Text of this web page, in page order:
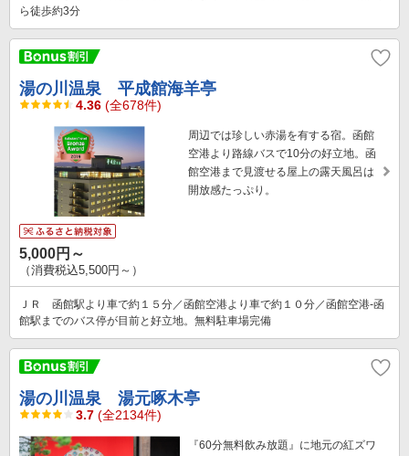
ら徒歩約3分
湯の川温泉 平成館海羊亭
4.36 (全678件)
周辺では珍しい赤湯を有する宿。函館
空港より路線バスで10分の好立地。函
館空港まで見渡せる屋上の露天風呂は
開放感たっぷり。
5,000円～
（消費税込5,500円～）
ＪＲ 函館駅より車で約１５分／函館空港より車で約１０分／函館空港-函
館駅までのバス停が目前と好立地。無料駐車場完備
湯の川温泉 湯元啄木亭
3.7 (全2134件)
『60分無料飲み放題』に地元の紅ズワ